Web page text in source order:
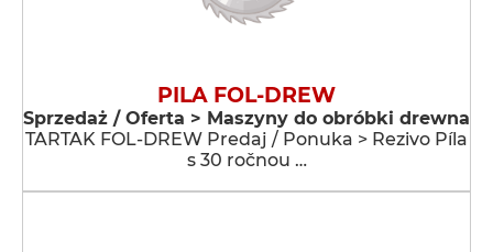
PILA FOL-DREW
Sprzedaż / Oferta > Maszyny do obróbki drewna
TARTAK FOL-DREW Predaj / Ponuka > Rezivo Píla
s 30 ročnou …